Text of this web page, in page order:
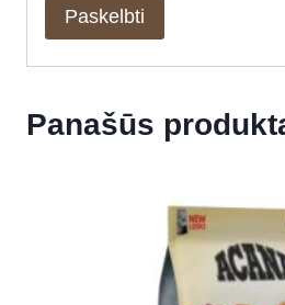
Panašūs